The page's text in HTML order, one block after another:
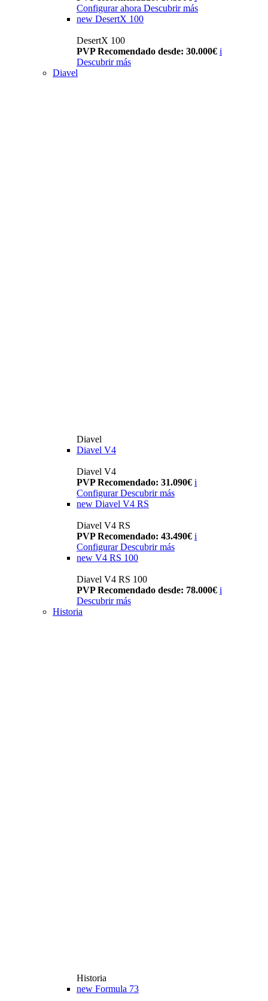
Configurar ahora Descubrir más
new DesertX 100
DesertX 100
PVP Recomendado desde: 30.000€ i
Descubrir más
Diavel
Diavel
Diavel V4
Diavel V4
PVP Recomendado: 31.090€ i
Configurar Descubrir más
new Diavel V4 RS
Diavel V4 RS
PVP Recomendado: 43.490€ i
Configurar Descubrir más
new V4 RS 100
Diavel V4 RS 100
PVP Recomendado desde: 78.000€ i
Descubrir más
Historia
Historia
new Formula 73